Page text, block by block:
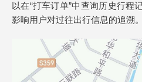
以在“打车订单”中查询历史行程
影响用户对过往出行信息的追溯。